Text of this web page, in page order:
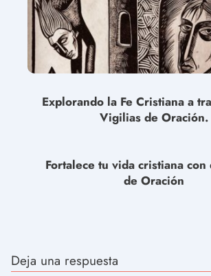
Explorando la Fe Cristiana a
Vigilias de Oración.
Fortalece tu vida cristiana
de Oración
Deja una respuesta